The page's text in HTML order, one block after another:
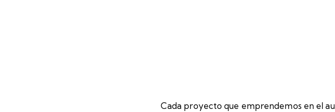
Cada proyecto que emprendemos en el